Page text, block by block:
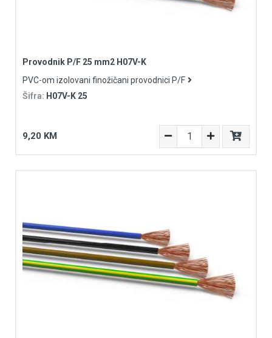
Provodnik P/F 25 mm2 H07V-K
PVC-om izolovani finožičani provodnici P/F
Šifra: H07V-K 25
9,20 KM